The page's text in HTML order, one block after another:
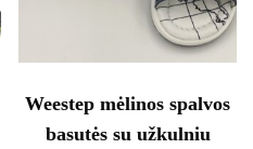
page
Weestep mėlinos spalvos
basutės su užkulniu